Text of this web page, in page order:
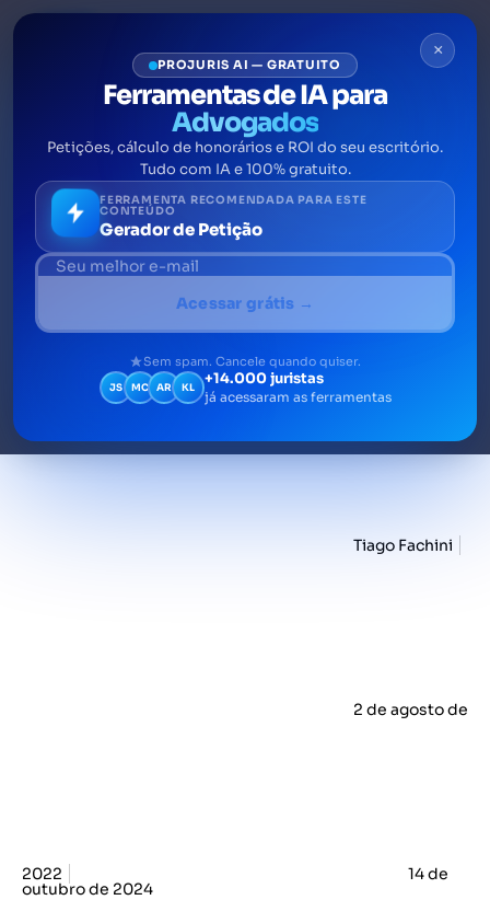
Interposição de recurso:
como fazer uma de sucesso?
A interposição de recurso é o ato de levar
uma matéria à julgadores em instância
superior a fim de nova análise de mérito de
uma decisão processual.
Tiago Fachini
2 de agosto de
2022 14 de
outubro de 2024
×
PROJURIS AI — GRATUITO
Ferramentas de IA para
Advogados
Petições, cálculo de honorários e ROI do seu escritório.
Tudo com IA e 100% gratuito.
FERRAMENTA RECOMENDADA PARA ESTE
CONTEÚDO
Gerador de Petição
Acessar grátis →
Sem spam. Cancele quando quiser.
JS MC AR KL +14.000 juristas
já acessaram as ferramentas